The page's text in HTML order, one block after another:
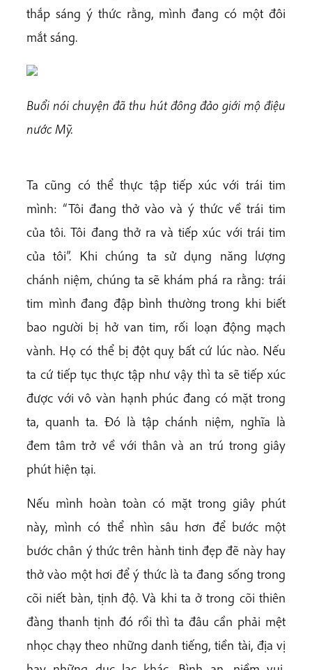
thắp sáng ý thức rằng, mình đang có một đôi
mắt sáng.
Buổi nói chuyện đã thu hút đông đảo giới mộ điệu
nước Mỹ.
Ta cũng có thể thực tập tiếp xúc với trái tim
mình: “Tôi đang thở vào và ý thức về trái tim
của tôi. Tôi đang thở ra và tiếp xúc với trái tim
của tôi”. Khi chúng ta sử dụng năng lượng
chánh niệm, chúng ta sẽ khám phá ra rằng: trái
tim mình đang đập bình thường trong khi biết
bao người bị hở van tim, rối loạn động mạch
vành. Họ có thể bị đột quỵ bất cứ lúc nào. Nếu
ta cứ tiếp tục thực tập như vậy thì ta sẽ tiếp xúc
được với vô vàn hạnh phúc đang có mặt trong
ta, quanh ta. Đó là tập chánh niệm, nghĩa là
đem tâm trở về với thân và an trú trong giây
phút hiện tại.
Nếu mình hoàn toàn có mặt trong giây phút
này, mình có thể nhìn sâu hơn để bước một
bước chân ý thức trên hành tinh đẹp đẽ này hay
thở vào một hơi để ý thức là ta đang sống trong
cõi niết bàn, tịnh độ. Và khi ta ở trong cõi thiên
đàng thanh tịnh đó rồi thì ta đâu cần phải mệt
nhọc chạy theo những danh tiếng, tiền tài, địa vị